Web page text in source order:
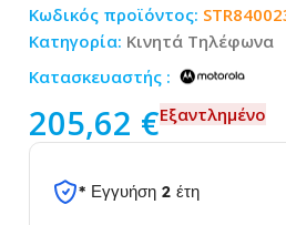
Κατασκευαστής :
Κωδικός προϊόντος:
Κατηγορία: Κινητά Τηλέφωνα
205,62 €Εξαντλημένο
* Εγγυήση 2 έτη